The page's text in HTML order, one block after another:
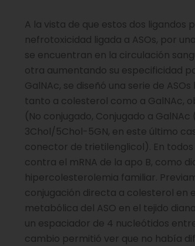
A la vista de que estos dos ligandos
nefrotoxicidad ligada a ASOs, por
se encuentran en la circulación
otra aumentando su especificidad
GalNAc, se diseñó una serie de
tanto a colesterol como a GalNAc,
(No conjugado, Conjugado a
3Chol/5Chol-5GN, en este último
conector de trietilenglicol). En
contra el mRNA de la apo B, como
hipercolesterolemia familiar.
conjugación directa a colesterol en
metabólica del ASO en el tejido
un espaciador de 4 nucleótidos
cambio permitió ver que no había